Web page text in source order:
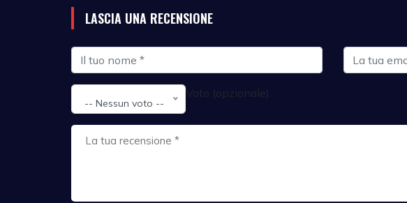
LASCIA UNA RECENSIONE
Voto (opzionale):
-- Nessun voto --